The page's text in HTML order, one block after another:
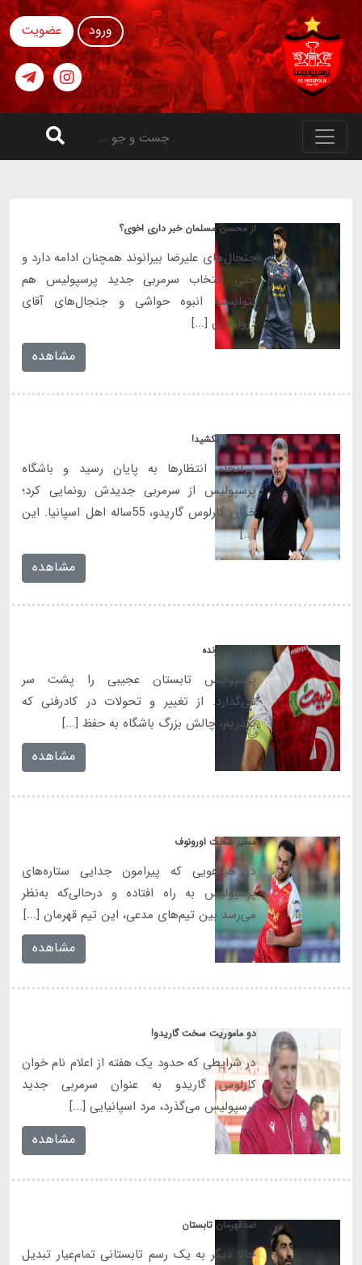
ورود عضویت
از محسن مسلمان خبر داری اخوی؟
جنجال‌های علیرضا بیرانوند همچنان ادامه دارد و
حتی انتخاب سرمربی جدید پرسپولیس هم
نتوانسته انبوه حواشی و جنجال‌های آقای
دروازه‌بان [...]
مشاهده
بزنید، اما نکشید!
سرانجام انتظارها به پایان رسید و باشگاه
پرسپولیس از سرمربی جدیدش رونمایی کرد؛
خوان کارلوس گاریدو، 55ساله اهل اسپانیا. این
[...]
مشاهده
بازوبند برازنده
پرسپولیس تابستان عجیبی را پشت سر
می‌گذارد. از تغییر و تحولات در کادرفنی که
بگذریم، چالش بزرگ باشگاه به حفظ [...]
مشاهده
مسیر سخت اورونوف
در هیاهویی که پیرامون جدایی ستاره‌های
پرسپولیس به راه افتاده و درحالی‌که به‌نظر
می‌رسد ‌بین تیم‌های مدعی، این تیم قهرمان [...]
مشاهده
دو ماموریت سخت گاریدو!
در شرایطی که حدود یک هفته از اعلام نام خوان
کارلوس گاریدو به عنوان سرمربی جدید
پرسپولیس می‌گذرد، مرد اسپانیایی [...]
مشاهده
ضد‌قهرمان تابستان
حالا دیگر به یک رسم تابستانی تمام‌عیار تبدیل